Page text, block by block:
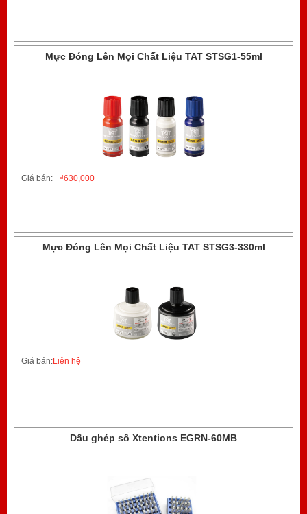
Mực Đóng Lên Mọi Chất Liệu TAT STSG1-55ml
Giá bán: 630,000
₫
Mực Đóng Lên Mọi Chất Liệu TAT STSG3-330ml
Giá bán:Liên hệ
Dấu ghép số Xtentions EGRN-60MB